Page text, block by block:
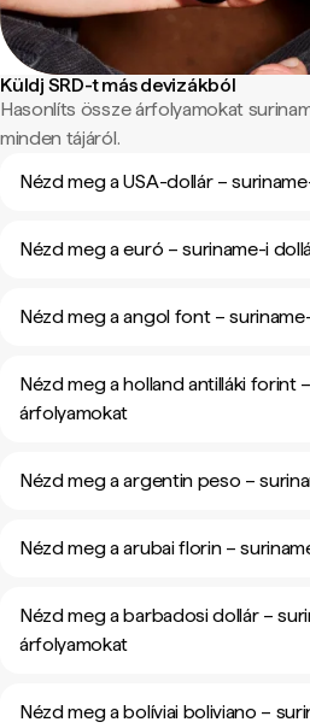
Küldj SRD-t más devizákból
Hasonlíts össze árfolyamokat
minden tájáról.
Nézd meg a USA-dollár –
Nézd meg a euró – suriname-i
Nézd meg a angol font –
Nézd meg a holland antilláki forint
árfolyamokat
Nézd meg a argentin peso –
Nézd meg a arubai florin –
Nézd meg a barbadosi dollár –
árfolyamokat
Nézd meg a bolíviai boliviano –